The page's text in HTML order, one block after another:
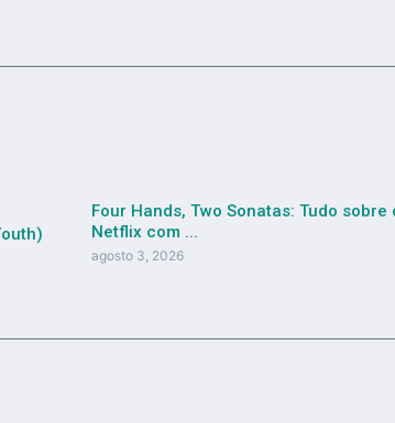
Four Hands, Two Sonatas: Tudo sobre
Netflix com ...
agosto 3, 2026